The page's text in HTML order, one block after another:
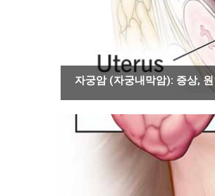
자궁암 (자궁내막암): 증상,